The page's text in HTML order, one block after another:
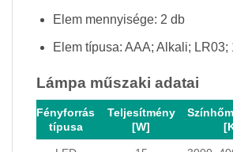
Elem mennyisége: 2 db
Elem típusa: AAA; Alkali; LR03;
Lámpa műszaki adatai
Fényforrás
típusa
Teljesítmény
[W]